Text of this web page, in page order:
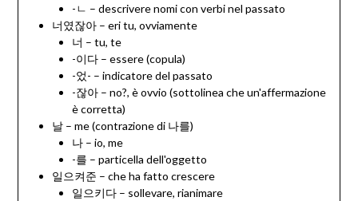
-ㄴ – descrivere nomi con verbi nel passato
너였잖아 – eri tu, ovviamente
너 – tu, te
-이다 – essere (copula)
-었- – indicatore del passato
-잖아 – no?, è ovvio (sottolinea che un'affermazione
è corretta)
날 – me (contrazione di 나를)
나 – io, me
-를 – particella dell'oggetto
일으켜준 – che ha fatto crescere
일으키다 – sollevare, rianimare